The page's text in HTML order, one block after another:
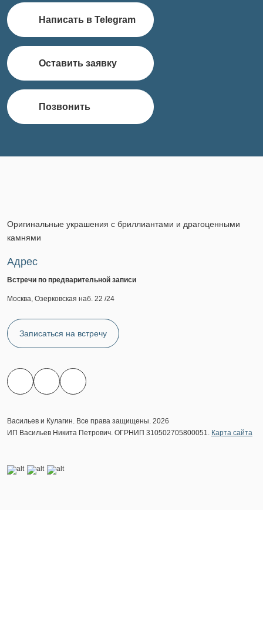
Написать в Telegram
Оставить заявку
Позвонить
Оригинальные украшения с бриллиантами и драгоценными
камнями
Адрес
Встречи по предварительной записи
Москва, Озерковская наб. 22 /24
Записаться на встречу
Васильев и Кулагин. Все права защищены. 2026
ИП Васильев Никита Петрович. ОГРНИП 310502705800051. Карта сайта